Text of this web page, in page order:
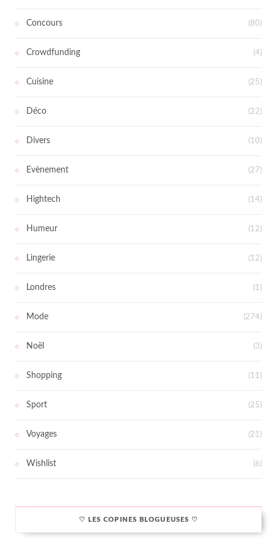
Concours (80)
Crowdfunding (4)
Cuisine (25)
Déco (22)
Divers (10)
Evènement (27)
Hightech (14)
Humeur (12)
Lingerie (12)
Londres (1)
Mode (274)
Noël (3)
Shopping (11)
Sport (25)
Voyages (21)
Wishlist (6)
♡ LES COPINES BLOGUEUSES ♡